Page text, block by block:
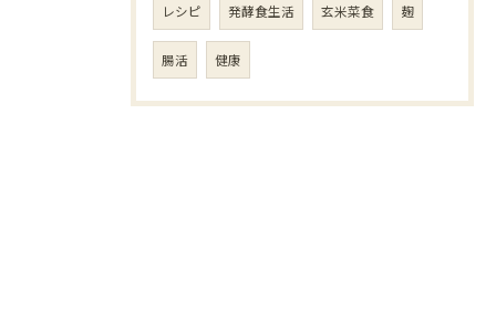
レシピ 発酵食生活 玄米菜食 麹
腸活 健康